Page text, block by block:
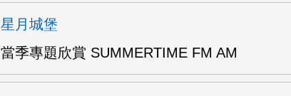
星月城堡
當季專題欣賞 SUMMERTIME FM AM